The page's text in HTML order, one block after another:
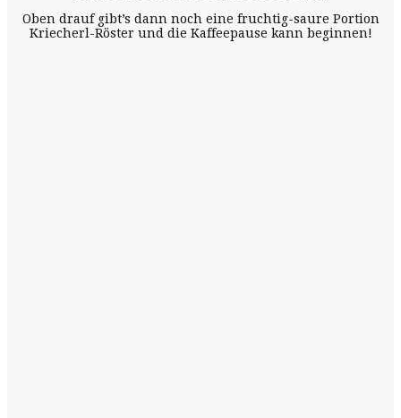
Oben drauf gibt’s dann noch eine fruchtig-saure Portion
Kriecherl-Röster und die Kaffeepause kann beginnen!